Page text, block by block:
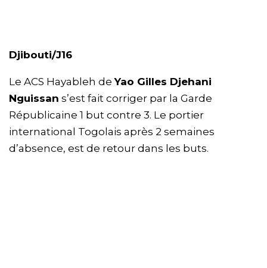
Djibouti/J16
Le ACS Hayableh deYao Gilles Djehani
Nguissan s’est fait corriger par la Garde
Républicaine 1 but contre 3. Le portier
international Togolais après 2 semaines
d’absence, est de retour dans les buts.